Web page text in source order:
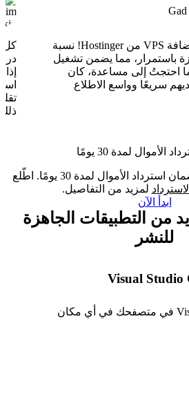
Gad
أنا سعيد للغاية باستضافة VPS من Hostinger! نسبة
باستمرار، مما يضمن تشغيل
احتجتُ إلى مساعدة، كان
سريعًا وواسع الاطلاع
الأموال لمدة 30 يومًا
جرّبه دون مخاطرة مع ضمان استرداد الأموال لمدة 30 يومًا. اطّلع
لمزيد من التفاصيل.
ابدأ الآن
من التطبيقات الجاهزة
للنشر
Visual Studio